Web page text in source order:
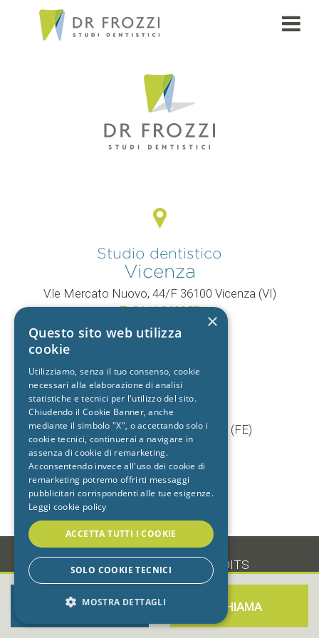
Studio dentistico
Vicenza
V.le Mercato Nuovo, 44/F 36100 Vicenza (VI)
T.0444 960057
+39 392 9402704
Studio dentistico
Cento
Via Baruffaldi, 5/1 44042 Cento (FE)
T.051 903603
+39 333 7722725
•PRIVACY•COOKIE CREDITS
PRENOTA ORA CHIAMA
×
Questo sito web utilizza
cookie
Utilizziamo, senza il tuo consenso, cookie
necessari alla elaborazione di analisi
statistiche e tecnici per l'utilizzo del sito.
Chiudendo il Cookie Banner, anche
mediante il simbolo "X", o accettando solo i
cookie tecnici, continuerai a navigare in
assenza di cookie di remarketing.
Acconsentendo invece all'uso dei cookie di
remarketing potremo offrirti messaggi
pubblicitari corrispondenti alle tue esigenze.
Leggi cookie policy
ACCETTA TUTTI I COOKIE
SOLO COOKIE TECNICI
MOSTRA DETTAGLI
STRETTAMENTE NECESSARI